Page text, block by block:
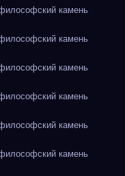
камень
камень
камень
камень
камень
камень